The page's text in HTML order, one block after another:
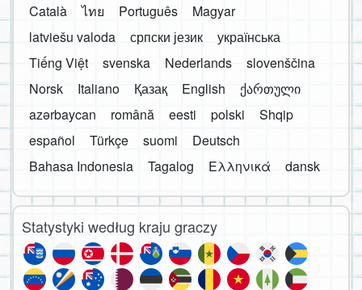
Català
ไทย Português
Magyar
latviešu valoda
српски језик
українська
Tiếng Việt
svenska Nederlands
slovenščina
Norsk
Italiano Қазақ English
ქართული
azərbaycan
română eesti polski
Shqip
español
Türkçe suomi
Deutsch
Bahasa Indonesia
Tagalog Ελληνικά dansk
Statystyki według kraju graczy